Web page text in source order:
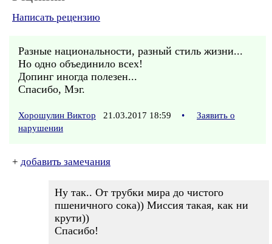
Написать рецензию
Разные национальности, разный стиль жизни...
Но одно объединило всех!
Допинг иногда полезен...
Спасибо, Мэг.
Хорошулин Виктор 21.03.2017 18:59 •
Заявить о
нарушении
+ добавить замечания
Ну так.. От трубки мира до чистого
пшеничного сока)) Миссия такая, как ни
крути))
Спасибо!